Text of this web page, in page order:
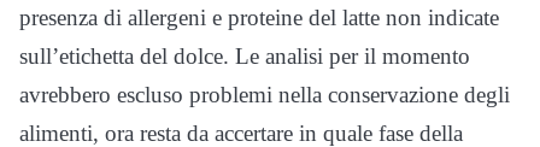
presenza di allergeni e proteine del latte non indicate
sull’etichetta del dolce. Le analisi per il momento
avrebbero escluso problemi nella conservazione degli
alimenti, ora resta da accertare in quale fase della